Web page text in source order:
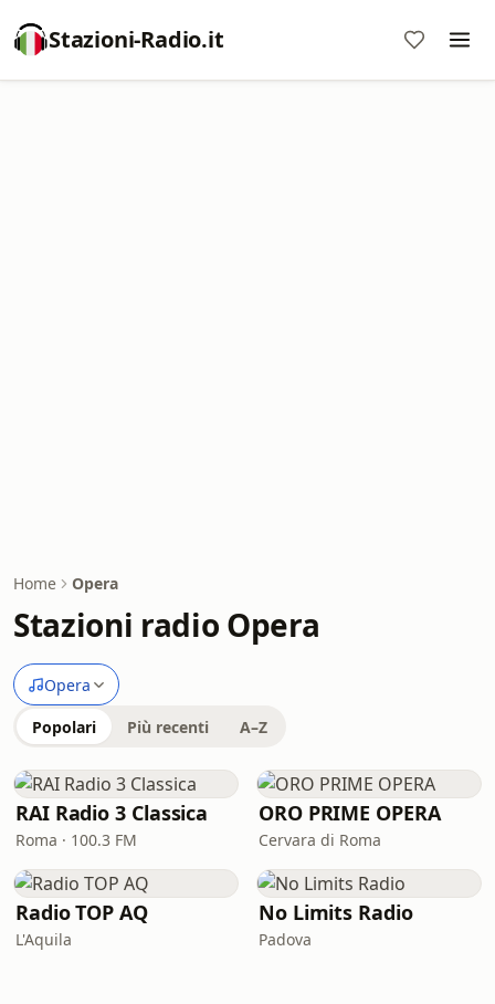
Stazioni-Radio.it
Home Opera
Stazioni radio Opera
Opera
Popolari Più recenti A–Z
RAI Radio 3 Classica
Roma · 100.3 FM
ORO PRIME OPERA
Cervara di Roma
Radio TOP AQ
L'Aquila
No Limits Radio
Padova